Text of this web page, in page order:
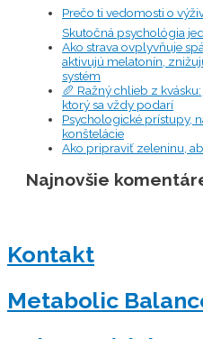
Prečo ti vedomosti o
Skutočná psychológia
Ako strava ovplyvňuje
aktivujú melatonín,
systém
🥖 Ražný chlieb z
ktorý sa vždy podarí
Psychologické prístupy,
konštelácie
Ako pripraviť zeleninu,
Najnovšie
Kontakt
Metabolic